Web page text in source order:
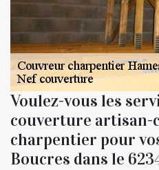
Voulez-vous les
couverture artisan-
charpentier pour
Boucres dans le